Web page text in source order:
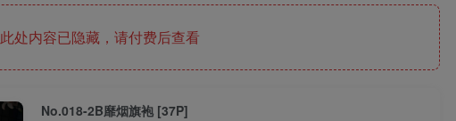
此处内容已隐藏，请付费后查看
No.018-2B靡烟旗袍 [37P]